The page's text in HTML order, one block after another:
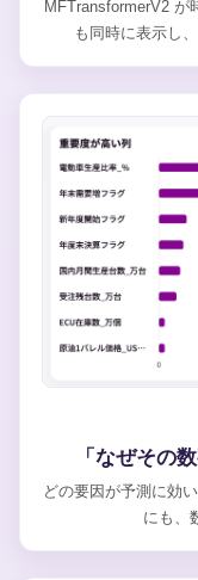
MFTransformerV2 が
も同時に表示し
「なぜその
どの要因が予測に効
にも、